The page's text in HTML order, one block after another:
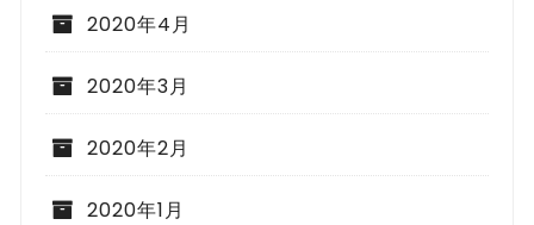
2020年4月
2020年3月
2020年2月
2020年1月